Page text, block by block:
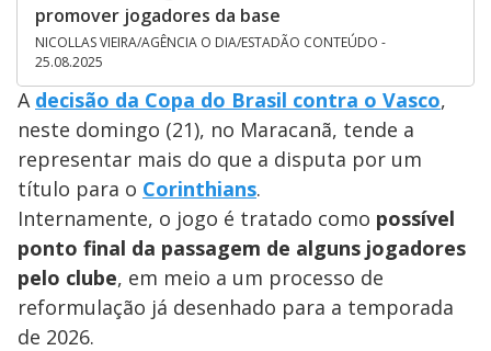
promover jogadores da base
NICOLLAS VIEIRA/AGÊNCIA O DIA/ESTADÃO CONTEÚDO -
25.08.2025
A decisão da Copa do Brasil contra o Vasco,
neste domingo (21), no Maracanã, tende a
representar mais do que a disputa por um
título para o Corinthians.
Internamente, o jogo é tratado como possível
ponto final da passagem de alguns jogadores
pelo clube, em meio a um processo de
reformulação já desenhado para a temporada
de 2026.